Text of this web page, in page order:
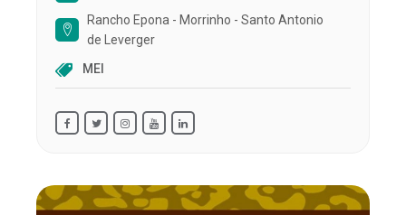
Rancho Epona - Morrinho - Santo Antonio
de Leverger
MEI